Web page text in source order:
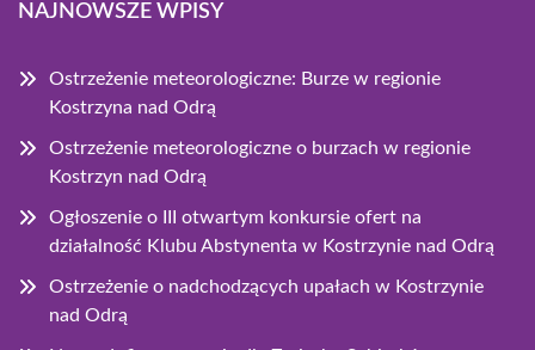
NAJNOWSZE WPISY
Ostrzeżenie meteorologiczne: Burze w regionie
Kostrzyna nad Odrą
Ostrzeżenie meteorologiczne o burzach w regionie
Kostrzyn nad Odrą
Ogłoszenie o III otwartym konkursie ofert na
działalność Klubu Abstynenta w Kostrzynie nad Odrą
Ostrzeżenie o nadchodzących upałach w Kostrzynie
nad Odrą